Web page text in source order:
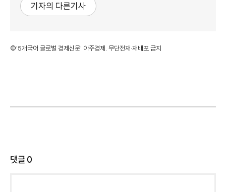
기자의 다른기사
©'5개국어 글로벌 경제신문' 아주경제. 무단전재·재배포 금지
댓글0